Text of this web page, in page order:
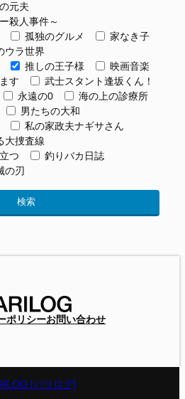
元夫
殺人事件～
孤独のグルメ
家なき子
ウラ世界
推しの王子様
映画音楽
す
武士スタント逢坂くん！
永遠の0
海の上の診療所
男たちの大和
私の家政夫ナギサさん
大捜査線
つ
釣りバカ日誌
の刃
ポリシーお問い合わせ
[バリログ]